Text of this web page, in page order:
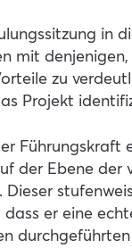
in
mit
zu
Projekt
Führungskraft
der Ebene der
er eine